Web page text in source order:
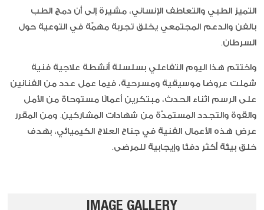
التميز الطبي والتعاطف الإنساني، مشيرة إلى أن دمج الطب
بالفن والدعم المجتمعي يخلق تجربة مهمّة في التوعية حول
السرطان.
واختتم هذا اليوم التفاعلي بسلسلة أنشطة علاجية فنية
شملت عروضا موسيقية ومسرحية، فيما عمل عدد من الفنانين
على الرسم اثناء الحدث، مبتكرين أعمالًا مستوحاة من الأمل
والقوة والتجدد المستمدّة من شهادات المشاركين. ومن المقرر
عرض هذه الأعمال الفنية في جناح العلاج الكيميائي، بهدف
خلق بيئة أكثر دفئا وإيجابية للمرضى.
IMAGE GALLERY